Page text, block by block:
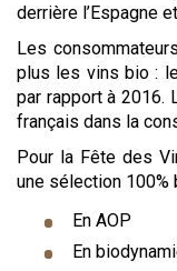
derrière l’Espagne
Les
plus les vins bio :
par rapport à 2016.
français dans la
Pour la Fête des
une sélection 100%
En AOP
En